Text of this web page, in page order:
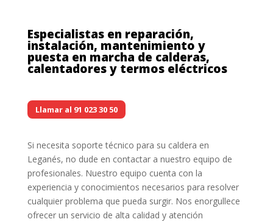
Especialistas en reparación,
instalación, mantenimiento y
puesta en marcha de calderas,
calentadores y termos eléctricos
Llamar al 91 023 30 50
Si necesita soporte técnico para su caldera en
Leganés, no dude en contactar a nuestro equipo de
profesionales. Nuestro equipo cuenta con la
experiencia y conocimientos necesarios para resolver
cualquier problema que pueda surgir. Nos enorgullece
ofrecer un servicio de alta calidad y atención